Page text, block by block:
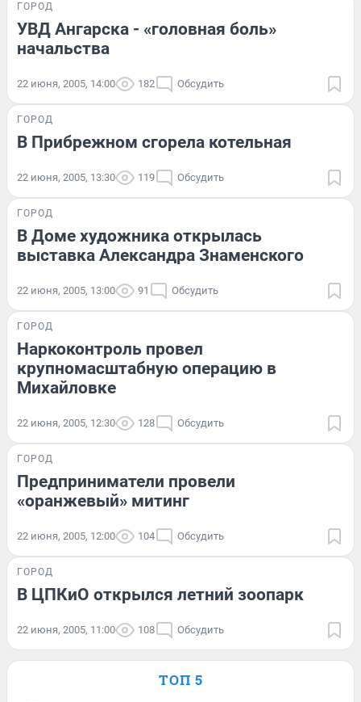
ГОРОД
УВД Ангарска - «головная боль»
начальства
22 июня, 2005, 14:00 182 Обсудить
ГОРОД
В Прибрежном сгорела котельная
22 июня, 2005, 13:30 119 Обсудить
ГОРОД
В Доме художника открылась
выставка Александра Знаменского
22 июня, 2005, 13:00 91 Обсудить
ГОРОД
Наркоконтроль провел
крупномасштабную операцию в
Михайловке
22 июня, 2005, 12:30 128 Обсудить
ГОРОД
Предприниматели провели
«оранжевый» митинг
22 июня, 2005, 12:00 104 Обсудить
ГОРОД
В ЦПКиО открылся летний зоопарк
22 июня, 2005, 11:00 108 Обсудить
ТОП 5